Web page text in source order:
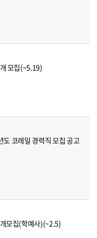
모집(~5.19)
코레일 경력직 모집 공고
모집(학예사)(~2.5)